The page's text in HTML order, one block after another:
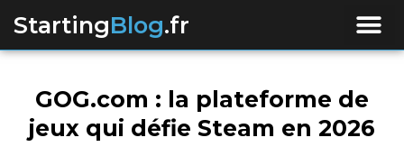
StartingBlog.fr
GOG.com : la plateforme de
jeux qui défie Steam en 2026